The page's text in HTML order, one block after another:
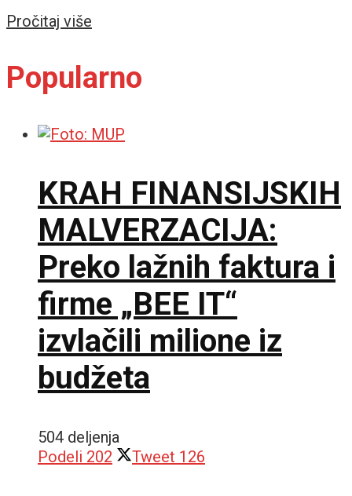
Pročitaj više
Popularno
KRAH FINANSIJSKIH
MALVERZACIJA:
Preko lažnih faktura i
firme „BEE IT“
izvlačili milione iz
budžeta
504 deljenja
Podeli 202 Tweet 126